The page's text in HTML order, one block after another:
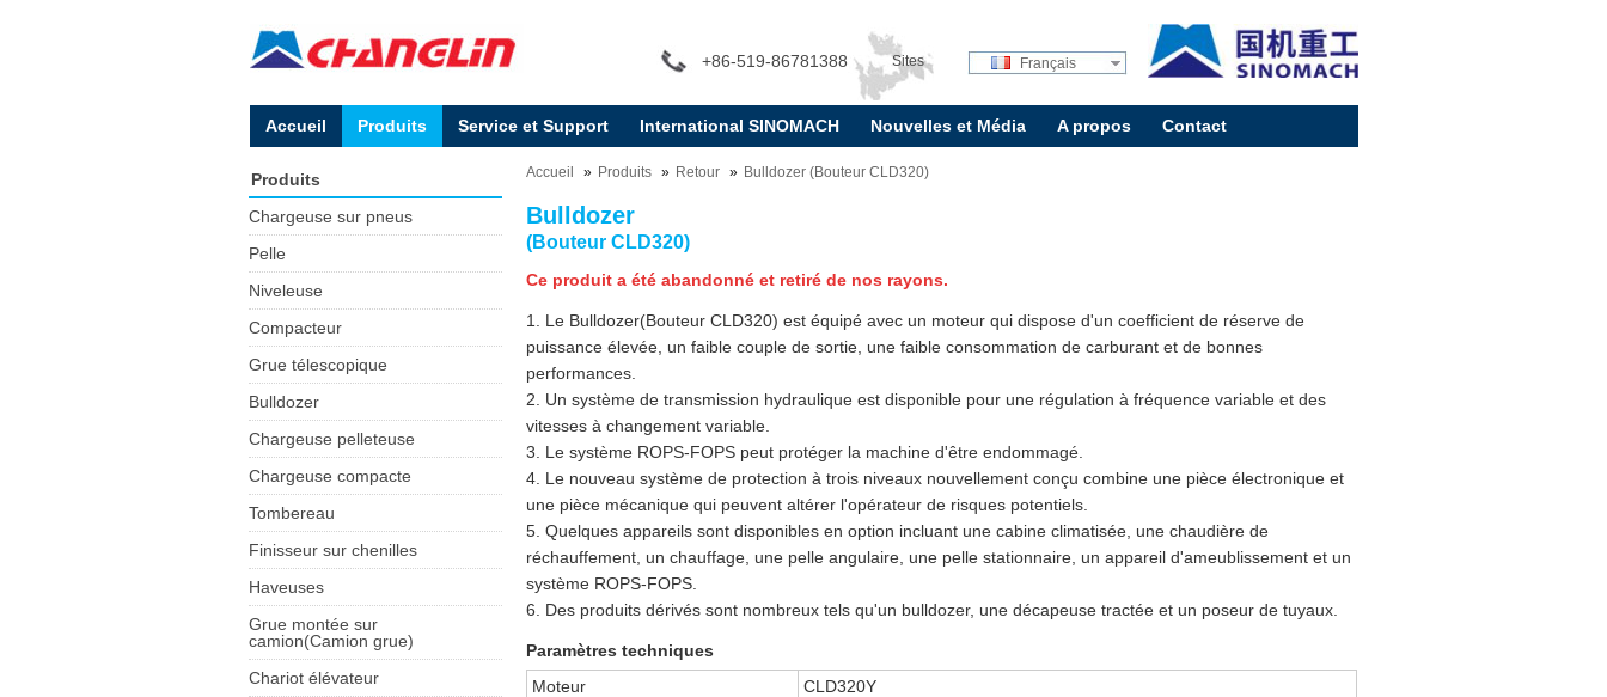
+86-519-86781388 Sites
internationaux:
Français
Accueil Produits Service et Support International SINOMACH Nouvelles et Média A propos Contact
Accueil Produits Retour Bulldozer (Bouteur CLD320)
Bulldozer
(Bouteur CLD320)
Ce produit a été abandonné et retiré de nos rayons.
1. Le Bulldozer(Bouteur CLD320) est équipé avec un moteur qui dispose d'un coefficient de réserve de
puissance élevée, un faible couple de sortie, une faible consommation de carburant et de bonnes
performances.
2. Un système de transmission hydraulique est disponible pour une régulation à fréquence variable et des
vitesses à changement variable.
3. Le système ROPS-FOPS peut protéger la machine d'être endommagé.
4. Le nouveau système de protection à trois niveaux nouvellement conçu combine une pièce électronique et
une pièce mécanique qui peuvent altérer l'opérateur de risques potentiels.
5. Quelques appareils sont disponibles en option incluant une cabine climatisée, une chaudière de
réchauffement, un chauffage, une pelle angulaire, une pelle stationnaire, un appareil d'ameublissement et un
système ROPS-FOPS.
6. Des produits dérivés sont nombreux tels qu'un bulldozer, une décapeuse tractée et un poseur de tuyaux.
Paramètres techniques
Moteur
CLD320Y
Produits
Chargeuse sur pneus
Pelle
Niveleuse
Compacteur
Grue télescopique
Bulldozer
Chargeuse pelleteuse
Chargeuse compacte
Tombereau
Finisseur sur chenilles
Haveuses
Grue montée sur
camion(Camion grue)
Chariot élévateur